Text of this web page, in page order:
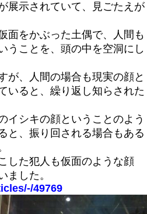
展示されていて、見ごたえが
面をかぶった土偶で、人間も
うことを、頭の中を空洞にし
が、人間の場合も現実の顔と
いると、繰り返し知らされた
イシキの顔ということのよう
と、振り回される場合もある
した犯人も仮面のような顔
ました。
49769